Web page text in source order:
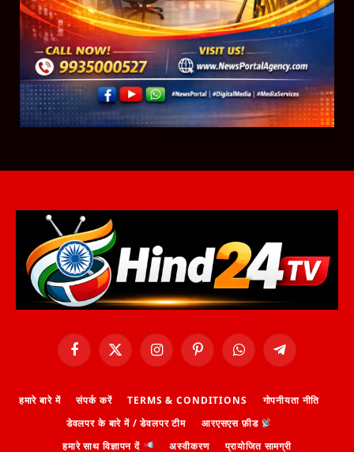
FacebookX
(Twitter)
InstagramPinterestWhatsAppTelegram
हमारे बारे में संपर्क करें TERMS & CONDITIONS
गोपनीयता नीति
डेवलपर के बारे में / डेवलपर टीम
आरएसएस फ़ीड
हमारे साथ विज्ञापन दें
अस्वीकरण प्रायोजित सामग्री